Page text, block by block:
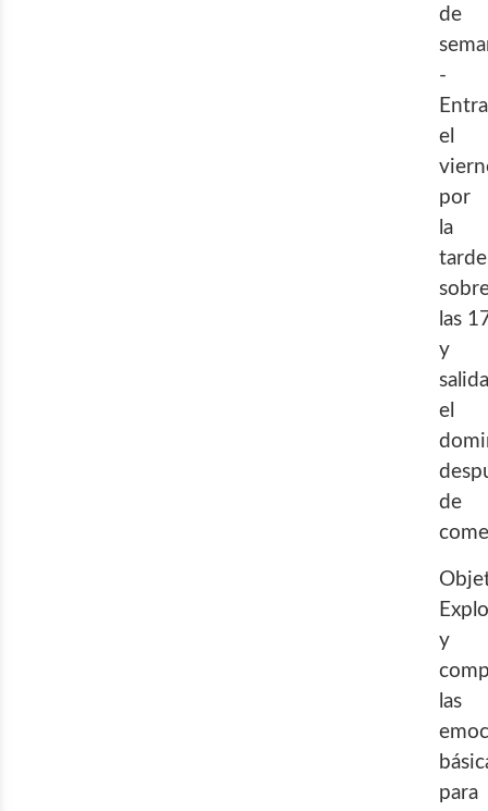
de
-
el
por
la
tarde
las
y
el
de
y
las
para